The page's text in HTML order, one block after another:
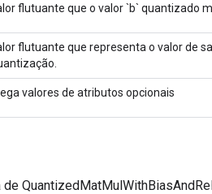
flutuante que o valor `b` quantizado
flutuante que representa o valor de
valores de atributos opcionais
de